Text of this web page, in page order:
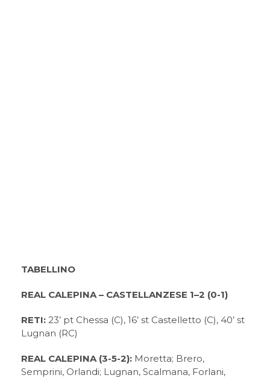
TABELLINO
REAL CALEPINA – CASTELLANZESE 1–2 (0-1)
RETI: 23’ pt Chessa (C), 16’ st Castelletto (C), 40’ st
Lugnan (RC)
REAL CALEPINA (3-5-2): Moretta; Brero,
Semprini, Orlandi; Lugnan, Scalmana, Forlani,